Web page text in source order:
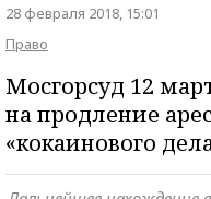
28 февраля 2018, 15:01
Право
Мосгорсуд 12
на продление
«кокаинового